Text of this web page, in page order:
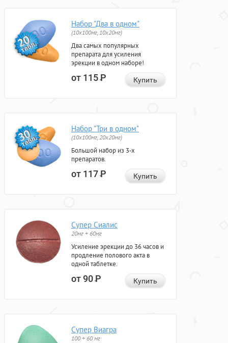
Набор "Два в одном"
(10x100мг, 10x20мг)
Два самых популярных
препарата для усиления
эрекции в одном наборе!
от 115Р Купить
Набор "Три в одном"
(10x100мг, 20x20мг)
Большой набор из 3-х
препаратов.
от 117Р Купить
Супер Сиалис
20мг + 60мг
Усиление эрекции до 36 часов и
продление полового акта в
одной таблетке.
от 90Р Купить
Супер Виагра
100 + 60 мг